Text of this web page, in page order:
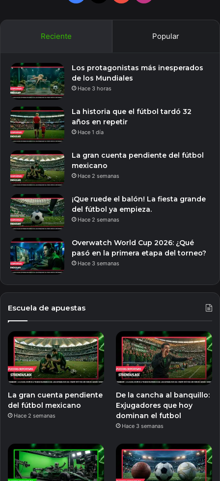
Reciente Popular
Los protagonistas más inesperados
de los Mundiales
Hace 3 horas
La historia que el fútbol tardó 32
años en repetir
Hace 1 día
La gran cuenta pendiente del fútbol
mexicano
Hace 2 semanas
¡Que ruede el balón! La fiesta grande
del fútbol ya empieza.
Hace 2 semanas
Overwatch World Cup 2026: ¿Qué
pasó en la primera etapa del torneo?
Hace 3 semanas
Escuela de apuestas
La gran cuenta pendiente
del fútbol mexicano
Hace 2 semanas
De la cancha al banquillo:
Exjugadores que hoy
dominan el futbol
Hace 3 semanas